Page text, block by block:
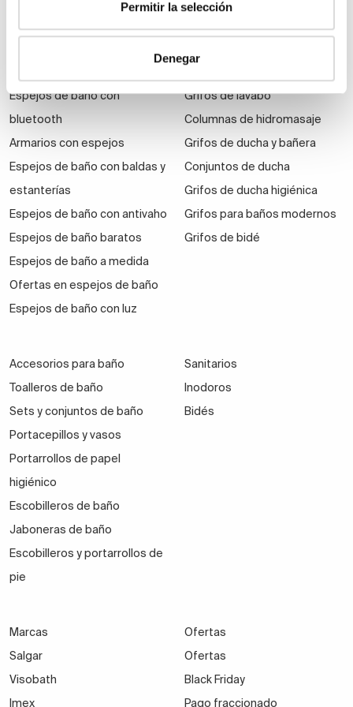
Permitir la selección
Denegar
Espejos de baño con
bluetooth
Armarios con espejos
Espejos de baño con baldas y
estanterías
Espejos de baño con antivaho
Espejos de baño baratos
Espejos de baño a medida
Ofertas en espejos de baño
Espejos de baño con luz
Grifos de lavabo
Columnas de hidromasaje
Grifos de ducha y bañera
Conjuntos de ducha
Grifos de ducha higiénica
Grifos para baños modernos
Grifos de bidé
Accesorios para baño
Toalleros de baño
Sets y conjuntos de baño
Portacepillos y vasos
Portarrollos de papel
higiénico
Escobilleros de baño
Jaboneras de baño
Escobilleros y portarrollos de
pie
Sanitarios
Inodoros
Bidés
Marcas
Salgar
Visobath
Imex
Ofertas
Ofertas
Black Friday
Pago fraccionado